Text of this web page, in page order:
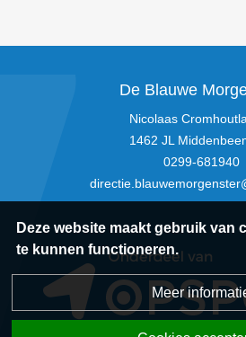
De Blauwe
Nicolaas
1462 JL
0299-681940
Deze website maakt gebruik van
te kunnen functioneren.
Meer